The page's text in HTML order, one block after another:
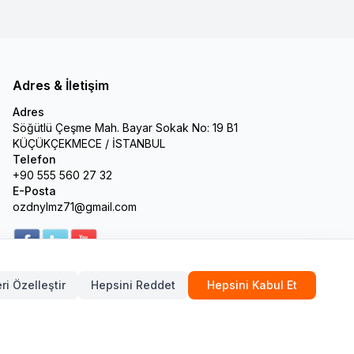
Adres & İletişim
Adres
Söğütlü Çeşme Mah. Bayar Sokak No: 19 B1
KÜÇÜKÇEKMECE / İSTANBUL
Telefon
+90 555 560 27 32
E-Posta
ozdnylmz71@gmail.com
Özelleştir Hepsini Reddet Hepsini Kabul Et